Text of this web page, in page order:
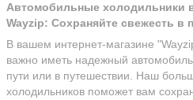
Автомобильные холодильники
Wayzip: Сохраняйте свежесть в
В вашем интернет-магазине
важно иметь надежный
пути или в путешествии. Наш
холодильников поможет вам